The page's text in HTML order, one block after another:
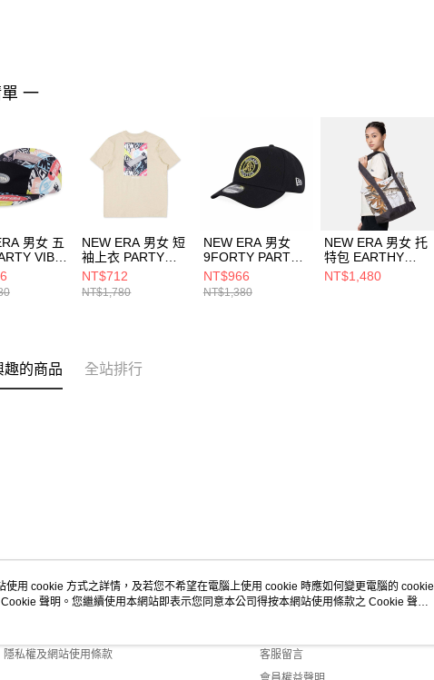
一
男女 五
VIBE-
NEW
NEW ERA 男女 短
袖上衣 PARTY
VIBE-NE
STICKER
BOMBING NEW
NT$712
NT$1,780
NEW ERA 男女
9FORTY PARTY
VIBE-SUMMER
NEON 奧克蘭運動
家 NE14148115
NT$966
NT$1,380
NEW ERA 男女 托
特包 EARTHY
SKIN NEW ERA
印花白
NT$1,480
趣的商品 全站排行
關於我們
隱私權及網站使用條款
客服資訊
客服留言
用 cookie 方式之詳情，及若您不希望在電腦上使用 cookie 時應如何變更電腦的 cookie
Cookie 聲明。您繼續使用本網站即表示您同意本公司得按本網站使用條款之 Cookie 聲明